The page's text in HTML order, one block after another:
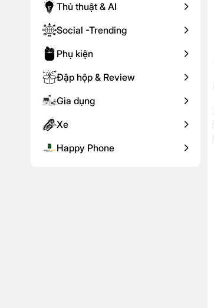
Thủ thuật & AI
Social -Trending
Phụ kiện
Đập hộp & Review
Gia dụng
Xe
Happy Phone